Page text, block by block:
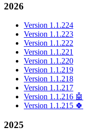
2026
Version 1.1.224
Version 1.1.223
Version 1.1.222
Version 1.1.221
Version 1.1.220
Version 1.1.219
Version 1.1.218
Version 1.1.217
Version 1.1.216 🤖
Version 1.1.215 🍀
2025